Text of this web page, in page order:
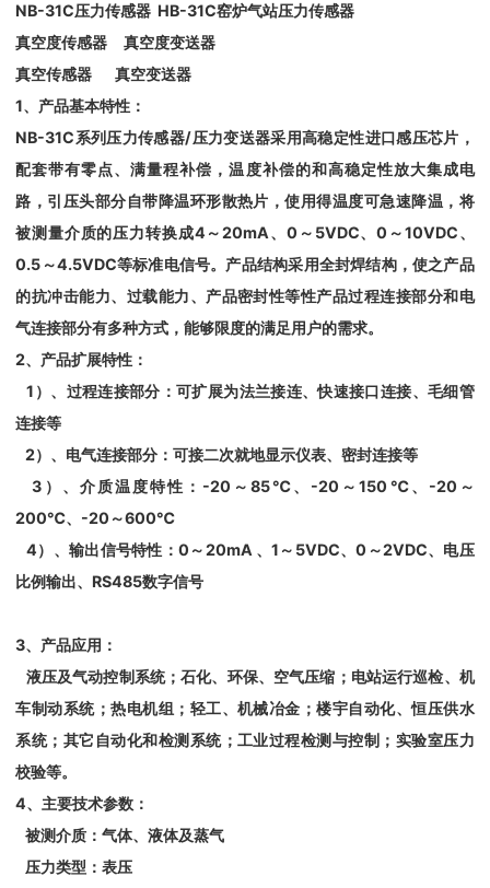
NB-31C压力传感器 HB-31C窑炉气站压力传感器
真空度传感器 真空度变送器
真空传感器 真空变送器
1、产品基本特性：
NB-31C系列压力传感器/压力变送器采用高稳定性进口感压芯片，
配套带有零点、满量程补偿，温度补偿的和高稳定性放大集成电
路，引压头部分自带降温环形散热片，使用得温度可急速降温，将
被测量介质的压力转换成4～20mA、0～5VDC、0～10VDC、
0.5～4.5VDC等标准电信号。产品结构采用全封焊结构，使之产品
的抗冲击能力、过载能力、产品密封性等性产品过程连接部分和电
气连接部分有多种方式，能够限度的满足用户的需求。
2、产品扩展特性：
1）、过程连接部分：可扩展为法兰接连、快速接口连接、毛细管
连接等
2）、电气连接部分：可接二次就地显示仪表、密封连接等
3）、介质温度特性：-20～85℃、-20～150℃、-20～
200℃、-20～600℃
4）、输出信号特性：0～20mA 、1～5VDC、0～2VDC、电压
比例输出、RS485数字信号
3、产品应用：
液压及气动控制系统；石化、环保、空气压缩；电站运行巡检、机
车制动系统；热电机组；轻工、机械冶金；楼宇自动化、恒压供水
系统；其它自动化和检测系统；工业过程检测与控制；实验室压力
校验等。
4、主要技术参数：
被测介质：气体、液体及蒸气
压力类型：表压